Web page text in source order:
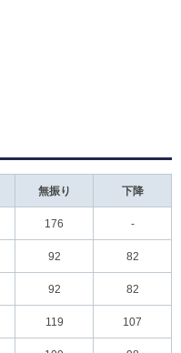
無振り 下降
176 -
92 82
92 82
119 107